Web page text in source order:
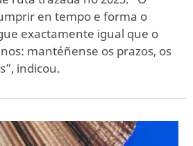
en tempo e forma o
exactamente igual que o
mantéñense os prazos, os
indicou.